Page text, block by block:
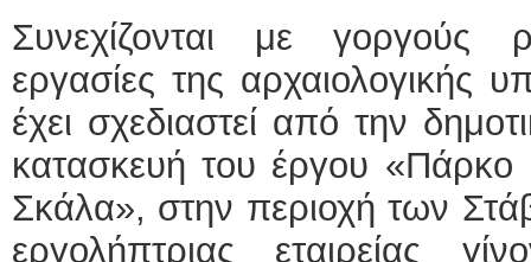
Συνεχίζονται με γοργούς
εργασίες της αρχαιολογικής
έχει σχεδιαστεί από την
κατασκευή του έργου
Σκάλα», στην περιοχή των
εργολήπτριας εταιρείας
Μυτιλήνη
Φυσικοθεραπεύτρια
Πτυχιούχος
ΑΤΕΙ
Σύμβαση
Ασκληπιού
Μυτιλήνη